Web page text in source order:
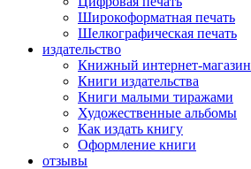
Широкоформатная печать
Шелкографическая печать
издательство
Книжный интернет-магазин
Книги издательства
Книги малыми тиражами
Художественные альбомы
Как издать книгу
Оформление книги
отзывы